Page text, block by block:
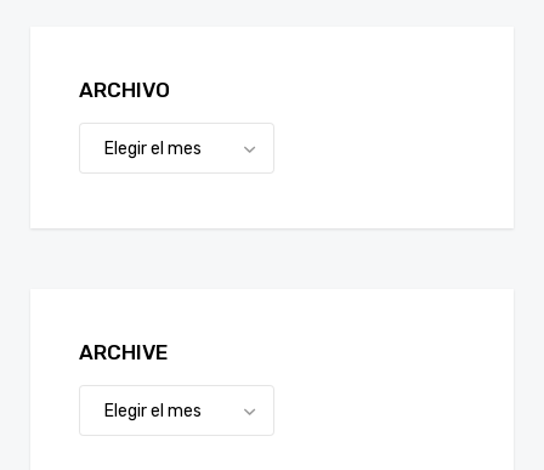
ARCHIVO
ARCHIVE